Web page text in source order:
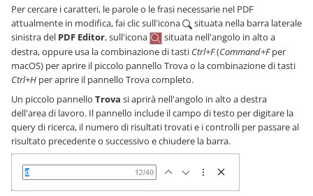
Per cercare i caratteri, le parole o le frasi necessarie nel PDF
attualmente in modifica, fai clic sull'icona
situata nella barra laterale
sinistra del PDF Editor, sull'icona
situata nell'angolo in alto a
destra, oppure usa la combinazione di tasti Ctrl+F(Command+Fper
macOS) per aprire il piccolo pannello Trova o la combinazione di tasti
Ctrl+H per aprire il pannello Trova completo.
Un piccolo pannello Trova si aprirà nell'angolo in alto a destra
dell'area di lavoro. Il pannello include il campo di testo per digitare la
query di ricerca, il numero di risultati trovati e i controlli per passare al
risultato precedente o successivo e chiudere la barra.